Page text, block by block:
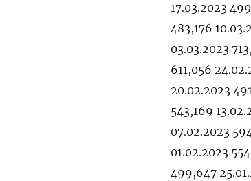
17.03.2023
483,176
03.03.2023
611,056
20.02.2023
543,169
07.02.2023
01.02.2023
499,647